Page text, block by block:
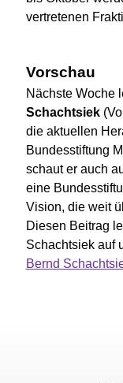
vertretenen
Vorschau
Nächste Woche
Schachtsiek
die aktuellen
Bundesstiftung
schaut er auch
eine
Vision, die weit
Diesen Beitrag
Schachtsiek auf
Bernd